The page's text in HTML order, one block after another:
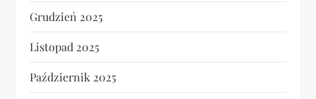
Grudzień 2025
Listopad 2025
Październik 2025